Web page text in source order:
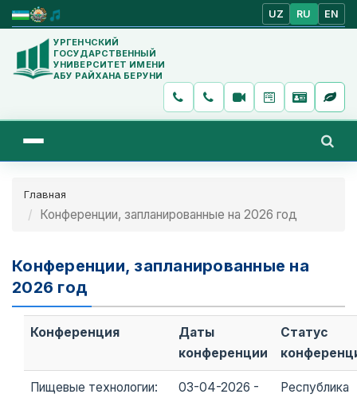
UZ RU EN
УРГЕНЧСКИЙ
ГОСУДАРСТВЕННЫЙ
УНИВЕРСИТЕТ ИМЕНИ
АБУ РАЙХАНА БЕРУНИ
Главная
Конференции, запланированные на 2026 год
Конференции, запланированные на
2026 год
Конференция
Даты
конференции
Статус
Пищевые технологии:
03-04-2026 -
Республика